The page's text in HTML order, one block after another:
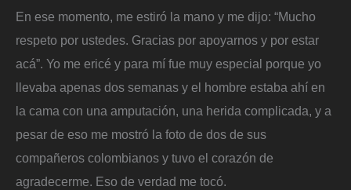
En ese momento, me estiró la mano y me dijo: “Mucho
respeto por ustedes. Gracias por apoyarnos y por estar
acá”. Yo me ericé y para mí fue muy especial porque yo
llevaba apenas dos semanas y el hombre estaba ahí en
la cama con una amputación, una herida complicada, y a
pesar de eso me mostró la foto de dos de sus
compañeros colombianos y tuvo el corazón de
agradecerme. Eso de verdad me tocó.